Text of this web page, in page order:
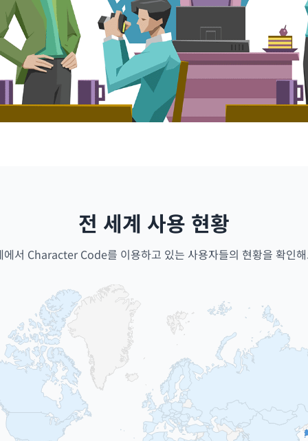
전 세계 사용 현황
에서 Character Code를 이용하고 있는 사용자들의 현황을 확인